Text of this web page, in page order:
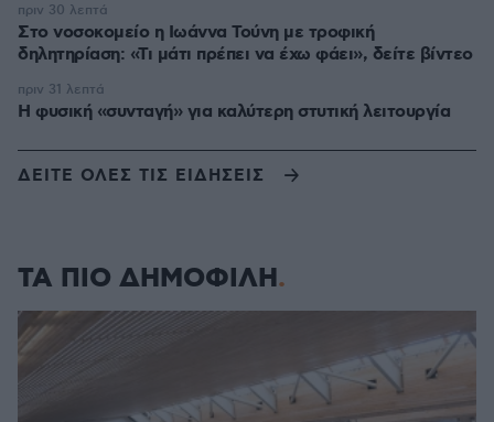
Στο νοσοκομείο η Ιωάννα Τούνη με τροφική
δηλητηρίαση: «Τι μάτι πρέπει να έχω φάει», δείτε βίντεο
πριν 30 λεπτά
Η φυσική «συνταγή» για καλύτερη στυτική λειτουργία
πριν 31 λεπτά
ΔΕΙΤΕ ΟΛΕΣ ΤΙΣ ΕΙΔΗΣΕΙΣ
ΤΑ ΠΙΟ ΔΗΜΟΦΙΛΗ